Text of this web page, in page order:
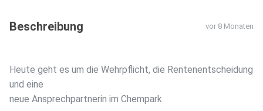
Beschreibung vor 8 Monaten
Heute geht es um die Wehrpflicht, die Rentenentscheidung
und eine
neue Ansprechpartnerin im Chempark